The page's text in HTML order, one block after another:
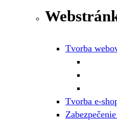
Tvorba
Tvorba e-